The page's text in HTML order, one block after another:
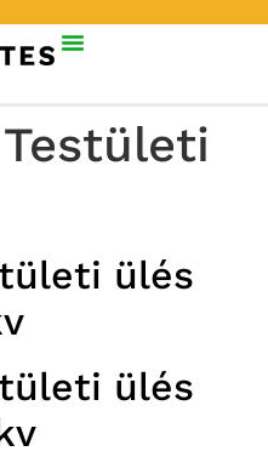
Testületi
ülés
ülés